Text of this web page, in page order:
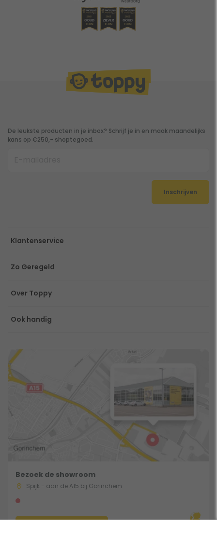
De leukste producten in je inbox? Schrijf je in en maak maandelijks
kans op €250,- shoptegoed.
Inschrijven
Klantenservice
Zo Geregeld
Over Toppy
Ook handig
Bezoek de showroom
Spijk - aan de A15 bij Gorinchem